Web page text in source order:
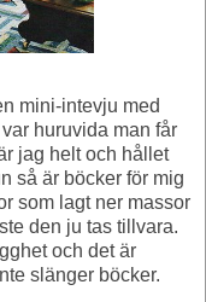
mini-intevju med
huruvida man får
jag helt och hållet
så är böcker för mig
som lagt ner massor
den ju tas tillvara.
och det är
slänger böcker.